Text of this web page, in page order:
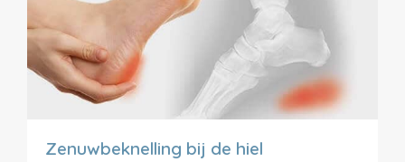
Zenuwbeknelling bij de hiel